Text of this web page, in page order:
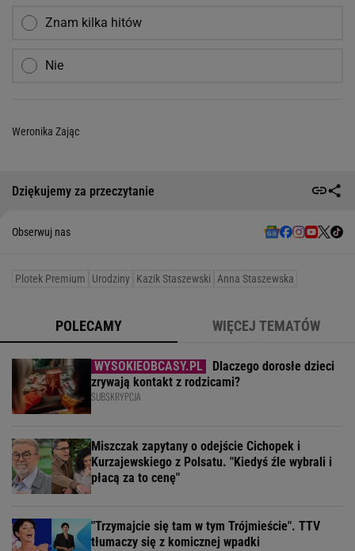
Znam kilka hitów
Nie
Weronika Zając
Dziękujemy za przeczytanie
Obserwuj nas
Plotek Premium Urodziny Kazik Staszewski Anna Staszewska
POLECAMY WIĘCEJ TEMATÓW
Dlaczego dorosłe dzieci
zrywają kontakt z rodzicami?
SUBSKRYPCJA
Miszczak zapytany o odejście Cichopek i
Kurzajewskiego z Polsatu. "Kiedyś źle wybrali i
płacą za to cenę"
"Trzymajcie się tam w tym Trójmieście". TTV
tłumaczy się z komicznej wpadki